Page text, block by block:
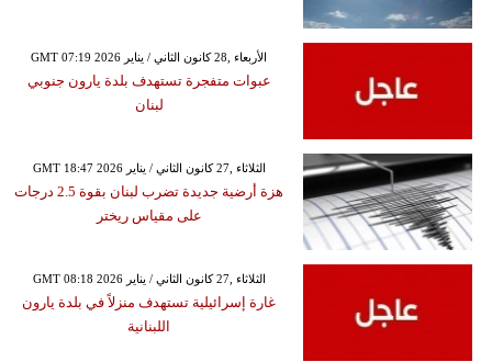
GMT 07:19 2026 الأربعاء ,28 كانون الثاني / يناير
عبوات متفجرة تستهدف بلدة يارون جنوبي
لبنان
GMT 18:47 2026 الثلاثاء ,27 كانون الثاني / يناير
هزة أرضية جديدة تضرب لبنان بقوة 2.5 درجات
على مقياس ريختر
GMT 08:18 2026 الثلاثاء ,27 كانون الثاني / يناير
غارة إسرائيلية تستهدف منزلاً في بلدة يارون
اللبنانية